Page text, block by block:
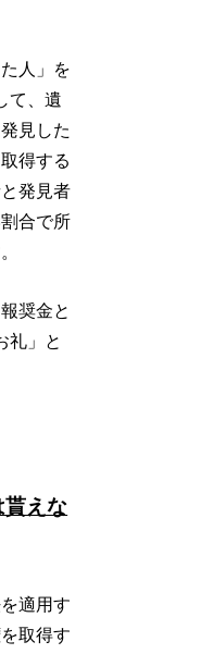
人」を
て、遺
見した
得する
発見者
合で所
奨金と
礼」と
貰えな
適用す
取得す